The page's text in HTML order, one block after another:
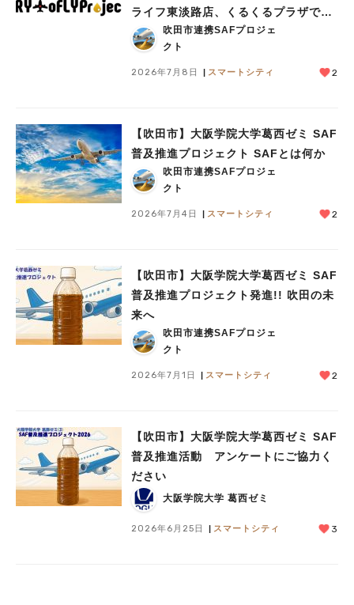
ライフ東淡路店、くるくるプラザで見
学会を実施吹田市連携SAFプロジェ
クト
2026年7月8日 スマートシティ 2
【吹田市】大阪学院大学葛西ゼミ SAF
普及推進プロジェクト SAFとは何か
吹田市連携SAFプロジェ
クト
2026年7月4日 スマートシティ 2
【吹田市】大阪学院大学葛西ゼミ SAF
普及推進プロジェクト発進!! 吹田の未
来へ
吹田市連携SAFプロジェ
クト
2026年7月1日 スマートシティ 2
【吹田市】大阪学院大学葛西ゼミ SAF
普及推進活動 アンケートにご協力く
ださい
大阪学院大学 葛西ゼミ
2026年6月25日 スマートシティ 3